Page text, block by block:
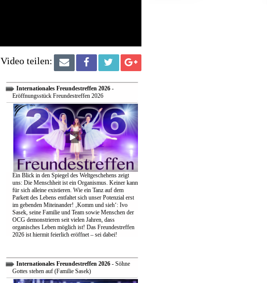
Video teilen:
Internationales Freundestreffen 2026-
Eröffnungsstück Freundestreffen 2026
Ein Blick in den Spiegel des Weltgeschehens zeigt
uns: Die Menschheit ist ein Organismus. Keiner kann
für sich alleine existieren. Wie ein Tanz auf dem
Parkett des Lebens entfaltet sich unser Potenzial erst
im gebenden Miteinander! ‚Komm und sieh‘: Ivo
Sasek, seine Familie und Team sowie Menschen der
OCG demonstrieren seit vielen Jahren, dass
organisches Leben möglich ist! Das Freundestreffen
2026 ist hiermit feierlich eröffnet – sei dabei!
Internationales Freundestreffen 2026- Söhne
Gottes stehen auf (Familie Sasek)